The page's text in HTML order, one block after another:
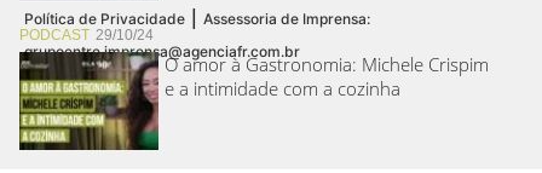
PODCAST 29/10/24
O amor à Gastronomia: Michele Crispim
e a intimidade com a cozinha
Política de Privacidade | Assessoria de Imprensa:
grupoentre.imprensa@agenciafr.com.br